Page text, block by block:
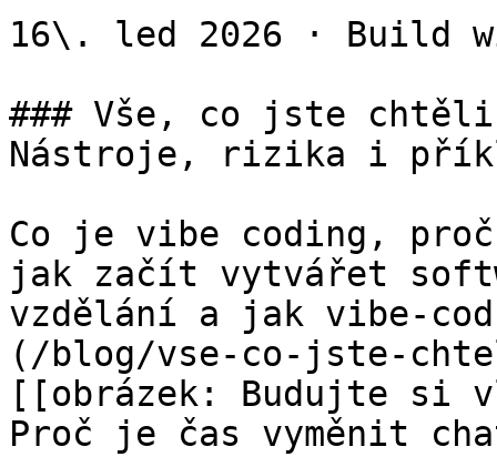
16\. led 2026 · Build
### Vše, co jste chtěli
Nástroje, rizika i
Co je vibe coding,
jak začít vytvářet
vzdělání a jak vibe-
(/blog/vse-co-jste-
[[obrázek: Budujte si
Proč je čas vyměnit